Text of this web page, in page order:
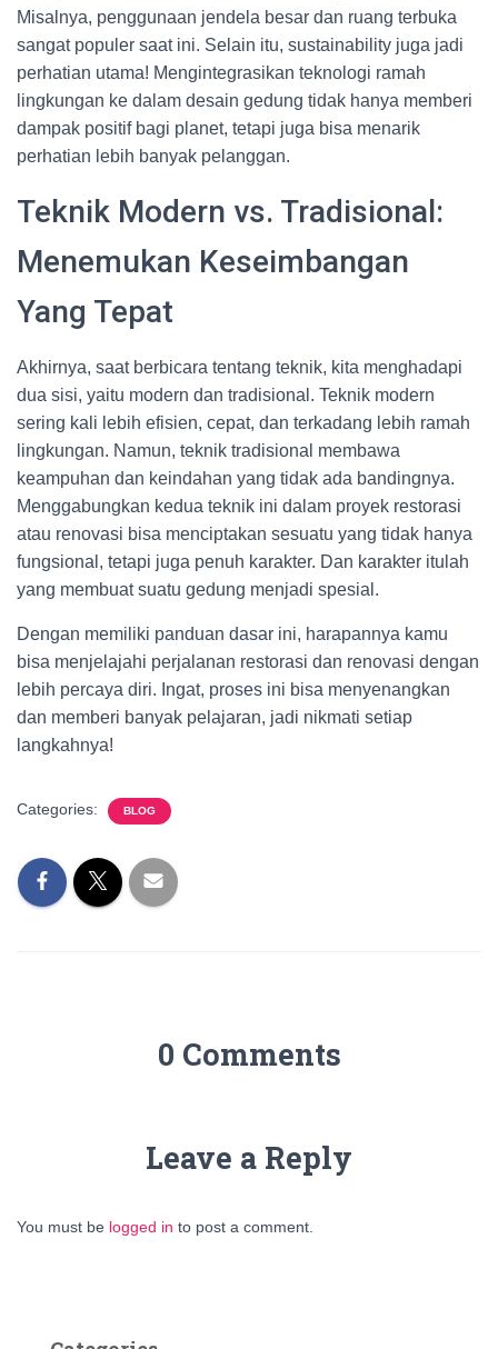
Misalnya, penggunaan jendela besar dan ruang terbuka
sangat populer saat ini. Selain itu, sustainability juga jadi
perhatian utama! Mengintegrasikan teknologi ramah
lingkungan ke dalam desain gedung tidak hanya memberi
dampak positif bagi planet, tetapi juga bisa menarik
perhatian lebih banyak pelanggan.
Teknik Modern vs. Tradisional:
Menemukan Keseimbangan
Yang Tepat
Akhirnya, saat berbicara tentang teknik, kita menghadapi
dua sisi, yaitu modern dan tradisional. Teknik modern
sering kali lebih efisien, cepat, dan terkadang lebih ramah
lingkungan. Namun, teknik tradisional membawa
keampuhan dan keindahan yang tidak ada bandingnya.
Menggabungkan kedua teknik ini dalam proyek restorasi
atau renovasi bisa menciptakan sesuatu yang tidak hanya
fungsional, tetapi juga penuh karakter. Dan karakter itulah
yang membuat suatu gedung menjadi spesial.
Dengan memiliki panduan dasar ini, harapannya kamu
bisa menjelajahi perjalanan restorasi dan renovasi dengan
lebih percaya diri. Ingat, proses ini bisa menyenangkan
dan memberi banyak pelajaran, jadi nikmati setiap
langkahnya!
Categories: BLOG
0 Comments
Leave a Reply
You must be logged in to post a comment.